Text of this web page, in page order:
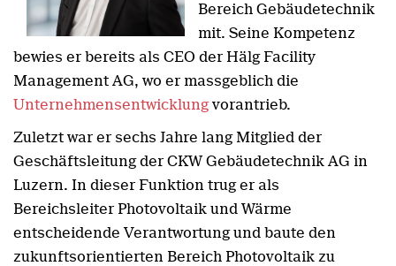
Bereich Gebäudetechnik
mit. Seine Kompetenz
bewies er bereits als CEO der Hälg Facility
Management AG, wo er massgeblich die
Unternehmensentwicklungvorantrieb.
Zuletzt war er sechs Jahre lang Mitglied der
Geschäftsleitung der CKW Gebäudetechnik AG in
Luzern. In dieser Funktion trug er als
Bereichsleiter Photovoltaik und Wärme
entscheidende Verantwortung und baute den
zukunftsorientierten Bereich Photovoltaik zu